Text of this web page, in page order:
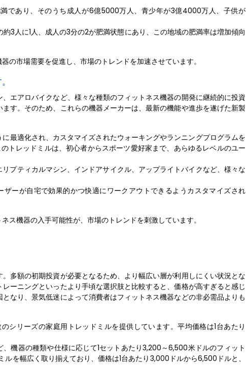
であり、そのうち成人が6億5000万人、青少年が3億4000万人、子供が
3人に1人、成人の3分の2が肥満状態にあり、この地域の肥満率は増加傾向
の市場需要を促進し、市場のトレンドを加速させています。
エアロバイクなど、様々な種類のフィットネス機器の開発に継続的に投資
す。そのため、これらの機器メーカーは、最新の機能や進歩を遂げた新製
最適化され、カスタマイズされたウォーキングやランニングプログラムを
トレッドミルは、初心者からスポーツ愛好家まで、あらゆるレベルのユー
プティカルマシン、インドアサイクル、アップライトバイクなど、様々な
ーが自宅で効果的かつ快適にワークアウトできるようカスタマイズされ
ス機器の入手可能性が、市場のトレンドを刺激しています。
多額の初期投資が必要となるため、より幅広い層が利用しにくい状況とな
ーニングといったより手頃な選択肢と比較すると、価格が高すぎると感じ
なり、景気低迷によって消費者はフィットネス機器などの非必需品よりも
シリーズの家庭用トレッドミルを提供しています。平均価格は1台あたり
器の種類や仕様に応じて1セットあたり3,200～6,500米ドルのフィット
を幅広く取り揃えており、価格は1台あたり3,000ドルから6,500ドルと、